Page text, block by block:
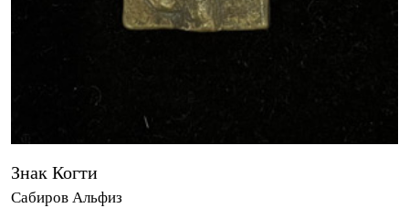
Знак Когти
Сабиров Альфиз